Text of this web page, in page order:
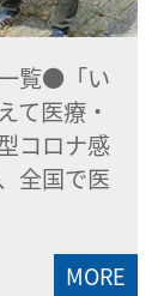
覧●「い
て医療・
コロナ感
全国で医
MORE